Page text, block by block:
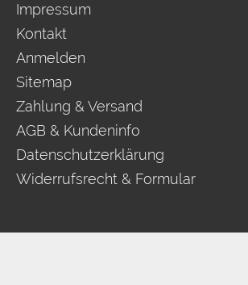
Impressum
Kontakt
Anmelden
Sitemap
Zahlung & Versand
AGB & Kundeninfo
Datenschutzerklärung
Widerrufsrecht & Formular